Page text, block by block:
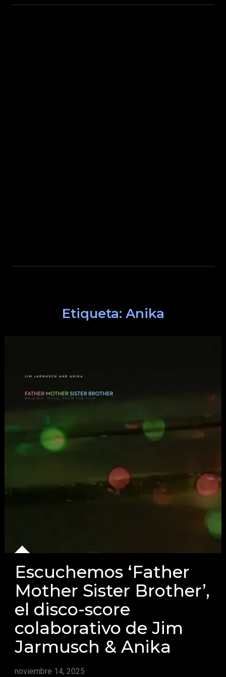
Etiqueta: Anika
Escuchemos ‘Father
Mother Sister Brother’,
el disco-score
colaborativo de Jim
Jarmusch & Anika
noviembre 14, 2025